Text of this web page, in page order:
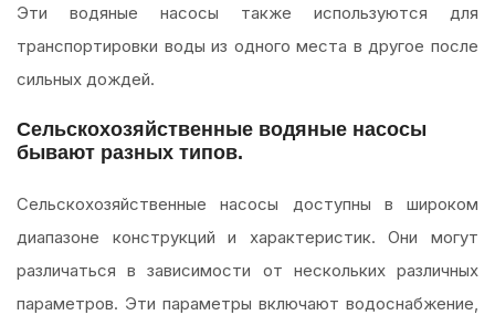
Эти водяные насосы также используются для
транспортировки воды из одного места в другое после
сильных дождей.
Сельскохозяйственные водяные насосы
бывают разных типов.
Сельскохозяйственные насосы доступны в широком
диапазоне конструкций и характеристик. Они могут
различаться в зависимости от нескольких различных
параметров. Эти параметры включают водоснабжение,